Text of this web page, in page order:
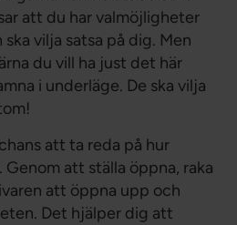
att du har valmöjligheter
vilja satsa på dig. Men
du vill ha just det här
i underläge. De ska vilja
att ta reda på hur
att ställa öppna, raka
att öppna upp och
Det hjälper dig att